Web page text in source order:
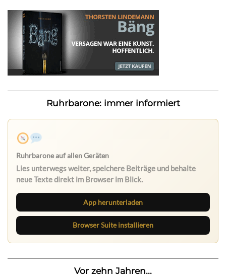
Ruhrbarone: immer informiert
Ruhrbarone auf allen Geräten
Lies unterwegs weiter, speichere Beiträge und behalte
neue Texte direkt im Browser im Blick.
App herunterladen
Browser Suite installieren
Vor zehn Jahren...